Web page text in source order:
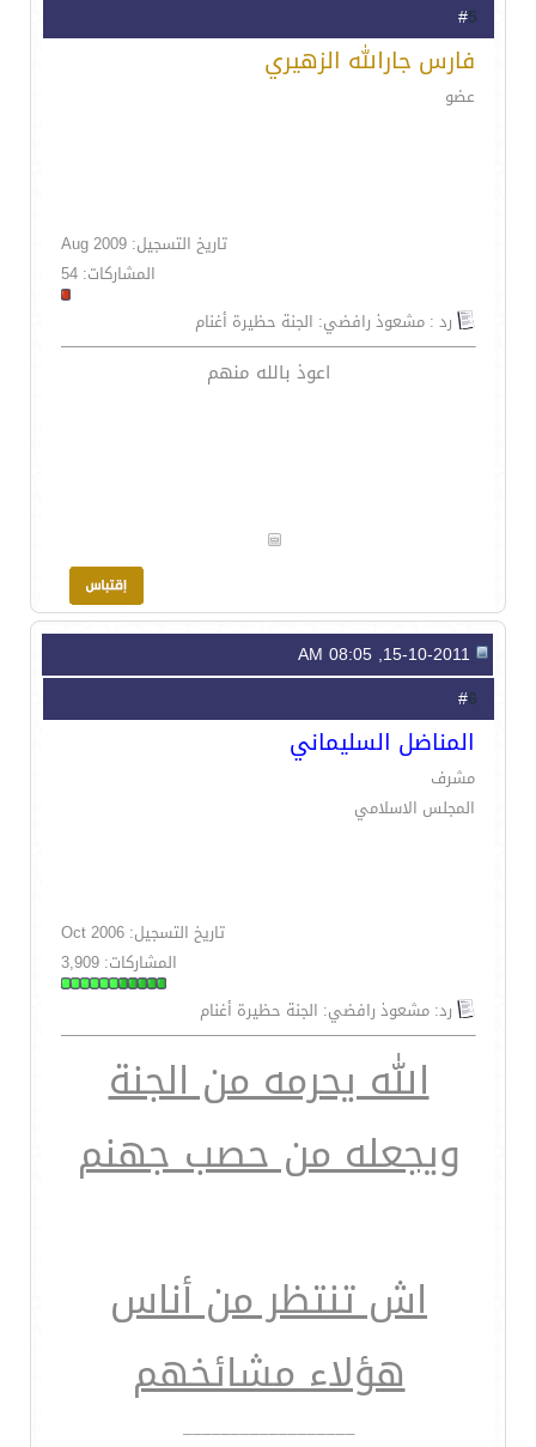
5
فارس جارالله الزهيري
عضو
تاريخ التسجيل: Aug 2009
المشاركات: 54
رد : مشعوذ رافضي: الجنة حظيرة أغنام
اعوذ بالله منهم
6
المناضل السليماني
مشرف
المجلس الاسلامي
تاريخ التسجيل: Oct 2006
المشاركات: 3,909
رد: مشعوذ رافضي: الجنة حظيرة أغنام
الله يحرمه من الجنة
ويجعله من حصب جهنم
اش تنتظر من أناس
هؤلاء مشائخهم
__________________